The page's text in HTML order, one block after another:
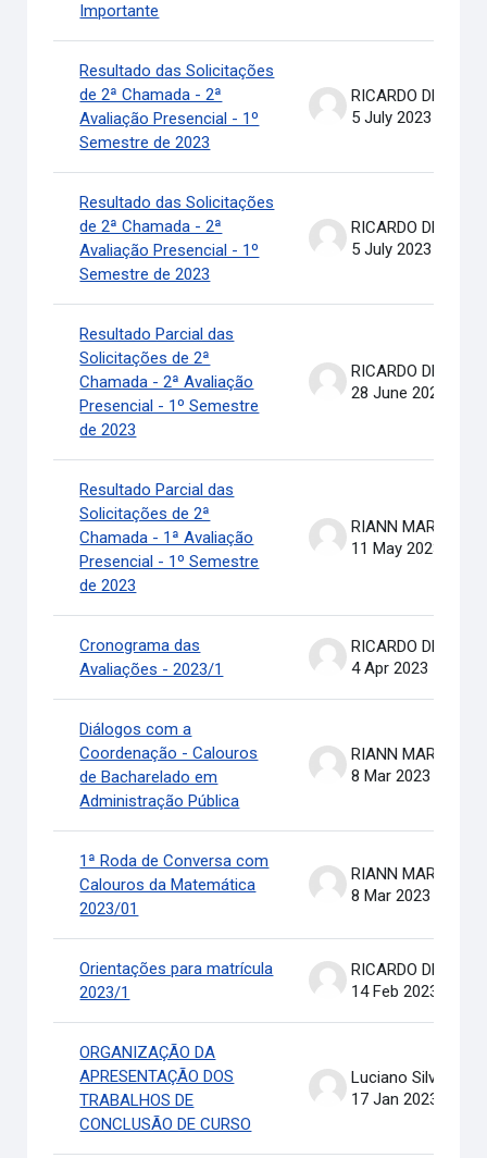
Importante
Resultado das Solicitações
de 2ª Chamada - 2ª
Avaliação Presencial - 1º
Semestre de 2023
5 July 2023
Resultado das Solicitações
de 2ª Chamada - 2ª
Avaliação Presencial - 1º
Semestre de 2023
5 July 2023
Resultado Parcial das
Solicitações de 2ª
Chamada - 2ª Avaliação
Presencial - 1º Semestre
de 2023
28 June 2023
Resultado Parcial das
Solicitações de 2ª
Chamada - 1ª Avaliação
Presencial - 1º Semestre
de 2023
11 May 2023
Cronograma das
Avaliações - 2023/1
4 Apr 2023
Diálogos com a
Coordenação - Calouros
de Bacharelado em
Administração Pública
8 Mar 2023
1ª Roda de Conversa com
Calouros da Matemática
2023/01
8 Mar 2023
Orientações para matrícula
2023/1
14 Feb 2023
ORGANIZAÇÃO DA
APRESENTAÇÃO DOS
TRABALHOS DE
CONCLUSÃO DE CURSO
Luciano Silva
17 Jan 2023